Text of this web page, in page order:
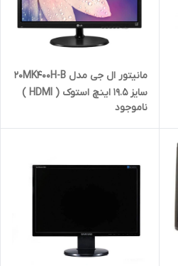
مانیتور ال جی مدل 20MK400H-B
سایز 19.5 اینچ استوک ( HDMI )
ناموجود